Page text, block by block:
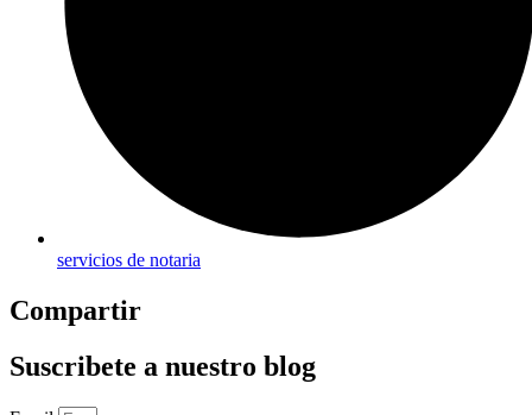
servicios de notaria
Compartir
Suscribete a nuestro blog